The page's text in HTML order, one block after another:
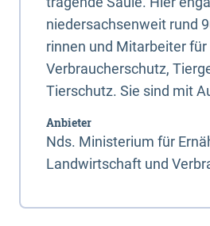
niedersachsenweit rund
rinnen und Mitarbeiter für
Verbraucherschutz,
Tierschutz. Sie sind mit
Anbieter
Nds. Ministerium für
Landwirtschaft und